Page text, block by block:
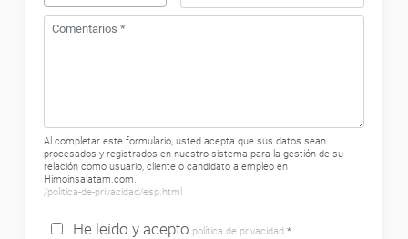
Al completar este formulario, usted acepta que sus datos sean
procesados ​​y registrados en nuestro sistema para la gestión de su
relación como usuario, cliente o candidato a empleo en
Himoinsalatam.com.
/politica-de-privacidad/esp.html
He leído y acepto política de privacidad *